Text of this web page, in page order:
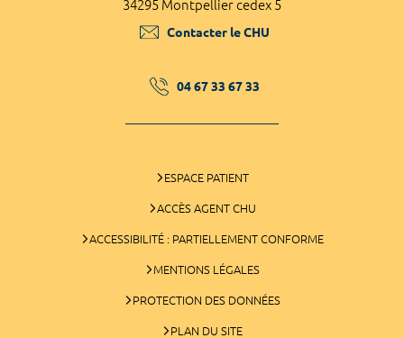
34295 Montpellier cedex 5
Contacter le CHU
04 67 33 67 33
ESPACE PATIENT
ACCÈS AGENT CHU
ACCESSIBILITÉ : PARTIELLEMENT CONFORME
MENTIONS LÉGALES
PROTECTION DES DONNÉES
PLAN DU SITE